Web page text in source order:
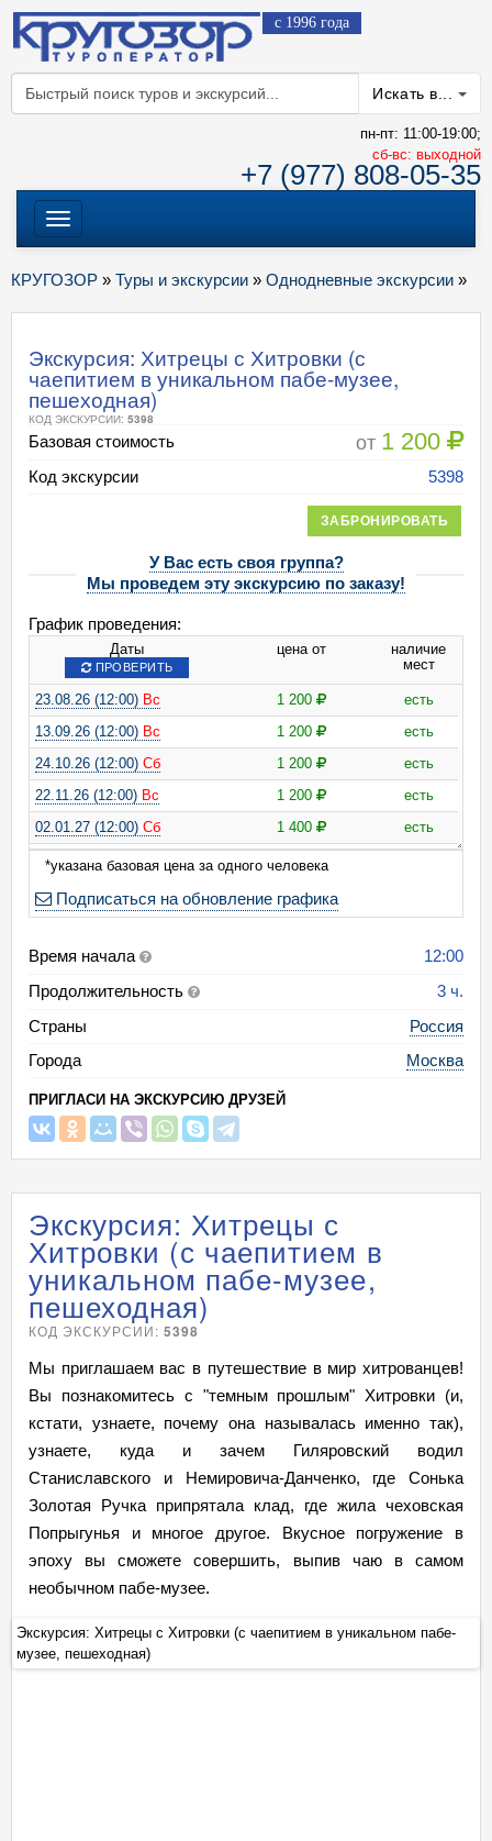
с 1996 года
Искать в...
пн-пт: 11:00-19:00;
cб-вс: выходной
+7 (977) 808-05-35
Меню
КРУГОЗОР » Туры и экскурсии » Однодневные экскурсии »
Экскурсия: Хитрецы с Хитровки (с
чаепитием в уникальном пабе-музее,
пешеходная)
КОД ЭКСКУРСИИ: 5398
Базовая стоимость от 1 200
Код экскурсии 5398
ЗАБРОНИРОВАТЬ
У Вас есть своя группа?
Мы проведем эту экскурсию по заказу!
График проведения:
Даты
ПРОВЕРИТЬ
цена от
наличие
мест
23.08.26 (12:00) Вс 1 200
есть
13.09.26 (12:00) Вс 1 200
есть
24.10.26 (12:00) Сб 1 200
есть
22.11.26 (12:00) Вс 1 200
есть
02.01.27 (12:00) Сб 1 400
есть
09.01.27 (12:00)Сб 1 400
*указана базовая цена за одного человека
Подписаться на обновление графика
Время начала
12:00
Продолжительность
3 ч.
Страны
Россия
Города
Москва
ПРИГЛАСИ НА ЭКСКУРСИЮ ДРУЗЕЙ
Экскурсия: Хитрецы с
Хитровки (с чаепитием в
уникальном пабе-музее,
пешеходная)
КОД ЭКСКУРСИИ:5398
Мы приглашаем вас в путешествие в мир хитрованцев!
Вы познакомитесь с "темным прошлым" Хитровки (и,
кстати, узнаете, почему она называлась именно так),
узнаете, куда и зачем Гиляровский водил
Станиславского и Немировича-Данченко, где Сонька
Золотая Ручка припрятала клад, где жила чеховская
Попрыгунья и многое другое. Вкусное погружение в
эпоху вы сможете совершить, выпив чаю в самом
необычном пабе-музее.
+
Экскурсия: Хитрецы с Хитровки (с чаепитием в уникальном пабе-
музее, пешеходная)